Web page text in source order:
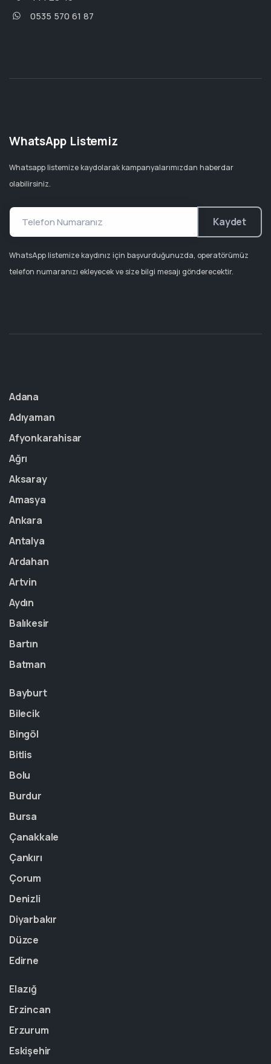
0535 570 61 87
WhatsApp Listemiz
Whatsapp listemize kaydolarak kampanyalarımızdan haberdar
olabilirsiniz.
Kaydet
WhatsApp listemize kaydınız için başvurduğunuzda, operatörümüz
telefon numaranızı ekleyecek ve size bilgi mesajı gönderecektir.
Adana
Adıyaman
Afyonkarahisar
Ağrı
Aksaray
Amasya
Ankara
Antalya
Ardahan
Artvin
Aydın
Balıkesir
Bartın
Batman
Bayburt
Bilecik
Bingöl
Bitlis
Bolu
Burdur
Bursa
Çanakkale
Çankırı
Çorum
Denizli
Diyarbakır
Düzce
Edirne
Elazığ
Erzincan
Erzurum
Eskişehir